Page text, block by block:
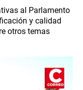
al Parlamento
y calidad
otros temas